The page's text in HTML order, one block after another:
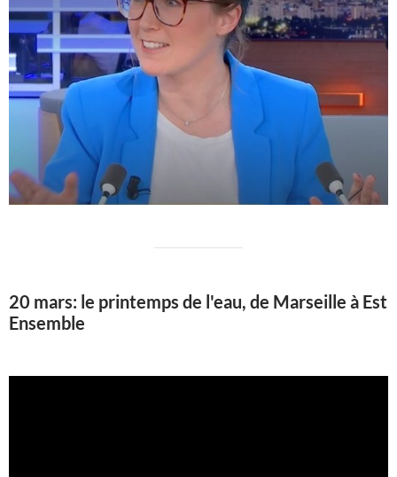
20 mars: le printemps de l'eau, de Marseille à Est
Ensemble